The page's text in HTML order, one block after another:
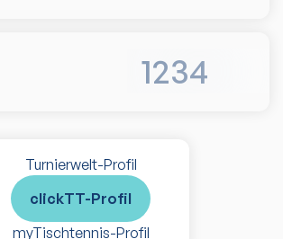
1234
Turnierwelt-Profil
clickTT-Profil
myTischtennis-Profil